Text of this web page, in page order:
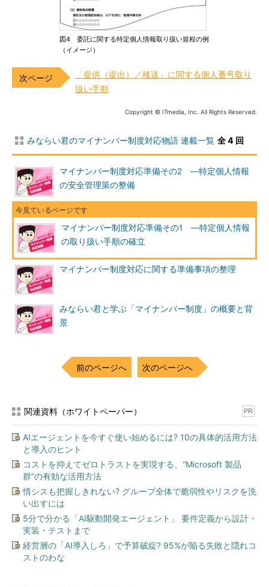
図4 委託に関する特定個人情報取り扱い規程の例
（イメージ）
「提供（提出）／移送」に関する個人番号取り
扱い手順
Copyright © ITmedia, Inc. All Rights Reserved.
みならい君のマイナンバー制度対応物語 連載一覧 全 4 回
マイナンバー制度対応準備その2 ―特定個人情報
の安全管理策の整備
マイナンバー制度対応準備その1 ―特定個人情報
の取り扱い手順の確立
マイナンバー制度対応に関する準備事項の整理
みならい君と学ぶ「マイナンバー制度」の概要と背
景
前のページへ 次のページへ
関連資料（ホワイトペーパー） PR
AIエージェントを今すぐ使い始めるには? 10の具体的活用方法
と導入のヒント
コストを抑えてゼロトラストを実現する、“Microsoft 製品
群”の有効な活用方法
情シスも把握しきれない? グループ全体で脆弱性やリスクを洗
い出すには
5分で分かる「AI駆動開発エージェント」 要件定義から設計・
実装・テストまで
経営層の「AI導入しろ」で予算破綻? 95%が陥る失敗と隠れコ
ストのわな